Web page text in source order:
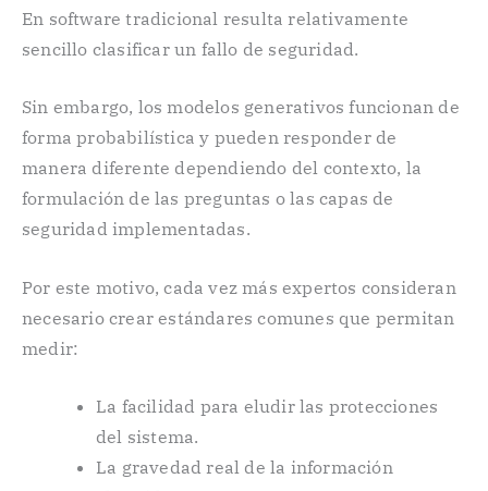
En software tradicional resulta relativamente
sencillo clasificar un fallo de seguridad.
Sin embargo, los modelos generativos funcionan de
forma probabilística y pueden responder de
manera diferente dependiendo del contexto, la
formulación de las preguntas o las capas de
seguridad implementadas.
Por este motivo, cada vez más expertos consideran
necesario crear estándares comunes que permitan
medir:
La facilidad para eludir las protecciones
del sistema.
La gravedad real de la información